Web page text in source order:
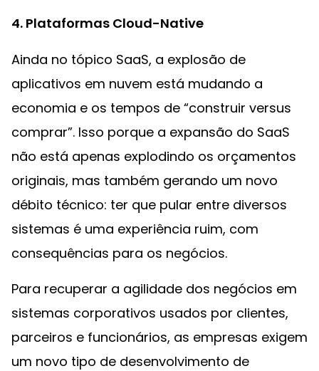
4. Plataformas Cloud-Native
Ainda no tópico SaaS, a explosão de
aplicativos em nuvem está mudando a
economia e os tempos de “construir versus
comprar”. Isso porque a expansão do SaaS
não está apenas explodindo os orçamentos
originais, mas também gerando um novo
débito técnico: ter que pular entre diversos
sistemas é uma experiência ruim, com
consequências para os negócios.
Para recuperar a agilidade dos negócios em
sistemas corporativos usados por clientes,
parceiros e funcionários, as empresas exigem
um novo tipo de desenvolvimento de